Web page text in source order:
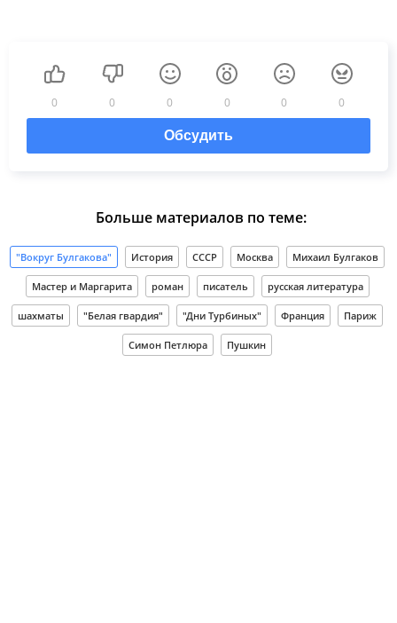
0 0 0 0 0 0
Обсудить
Больше материалов по теме:
"Вокруг Булгакова" История СССР Москва Михаил Булгаков
Мастер и Маргарита роман писатель русская литература
шахматы "Белая гвардия" "Дни Турбиных" Франция Париж
Симон Петлюра Пушкин